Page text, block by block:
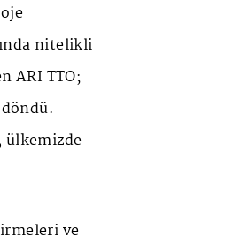
nitelikli
ARI TTO;
ülkemizde
ve